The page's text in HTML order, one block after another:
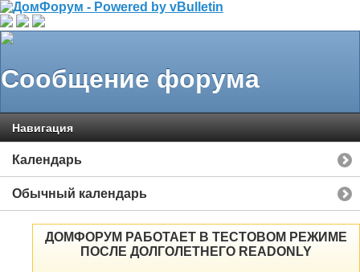
Сообщение форума
Навигация
Календарь
Обычный календарь
ДОМФОРУМ РАБОТАЕТ В ТЕСТОВОМ РЕЖИМЕ
ПОСЛЕ ДОЛГОЛЕТНЕГО READONLY